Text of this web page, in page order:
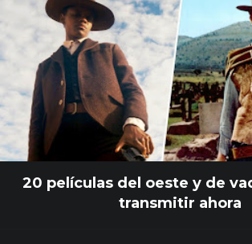
20 películas del oeste y de
transmitir ahora